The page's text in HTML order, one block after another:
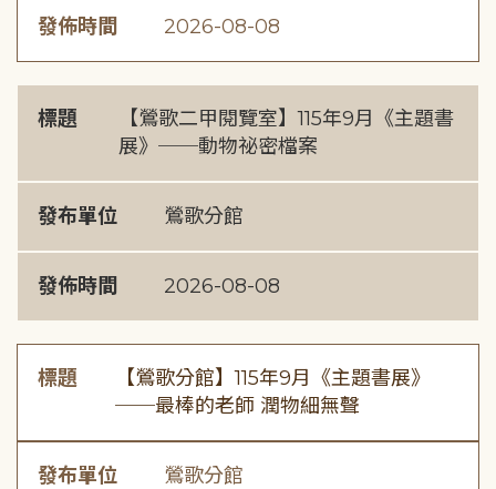
發佈時間 2026-08-08
標題
【鶯歌二甲閱覽室】115年9月《主題書
展》──動物祕密檔案
發布單位 鶯歌分館
發佈時間 2026-08-08
標題
【鶯歌分館】115年9月《主題書展》
──最棒的老師 潤物細無聲
發布單位 鶯歌分館